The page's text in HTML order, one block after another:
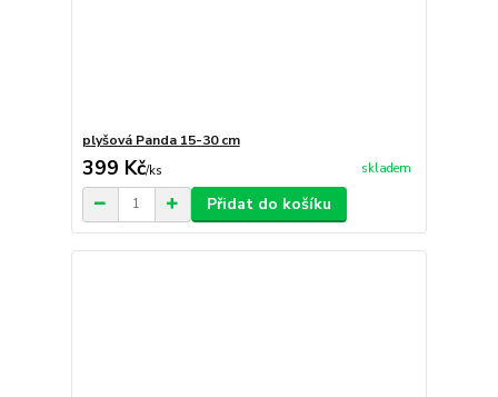
plyšová Panda 15-30 cm
399 Kč/ks skladem
Přidat do košíku